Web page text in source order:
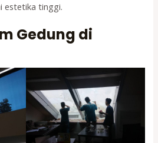
estetika tinggi.
Gedung di